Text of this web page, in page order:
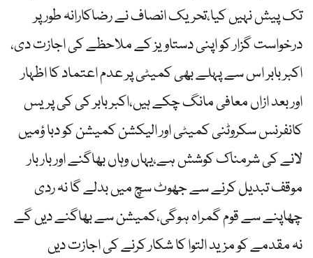
تک پیش نہیں کیا،تحریک انصاف نے رضاکارانہ طور پر
درخواست گزار کو اپنی دستاویز کے ملاحظے کی اجازت دی،
اکبر بابر اس سے پہلے بھی کمیٹی پر عدم اعتماد کا اظہار
اور بعد ازاں معافی مانگ چکے ہیں،اکبر بابر کی کی پریس
کانفرنس سکروٹنی کمیٹی اور الیکشن کمیشن کو دبا ؤمیں
لانے کی شرمناک کوشش ہے،یہاں وہاں بھاگنے اور بار بار
موقف تبدیل کرنے سے جھوٹ سچ میں بدلے گا نہ ردی
چھاپنے سے قوم گمراہ ہوگی،کمیشن سے بھاگنے دیں گے
نہ مقدمے کو مزید التوا کا شکار کرنے کی اجازت دیں